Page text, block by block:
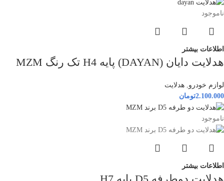
ناموجود
اطلاعات بیشتر
هدلایت دایان (DAYAN) پایه H4 تک رنگ MZM
لوازم خودرو, هدلایت
2.100.000تومان
ناموجود
اطلاعات بیشتر